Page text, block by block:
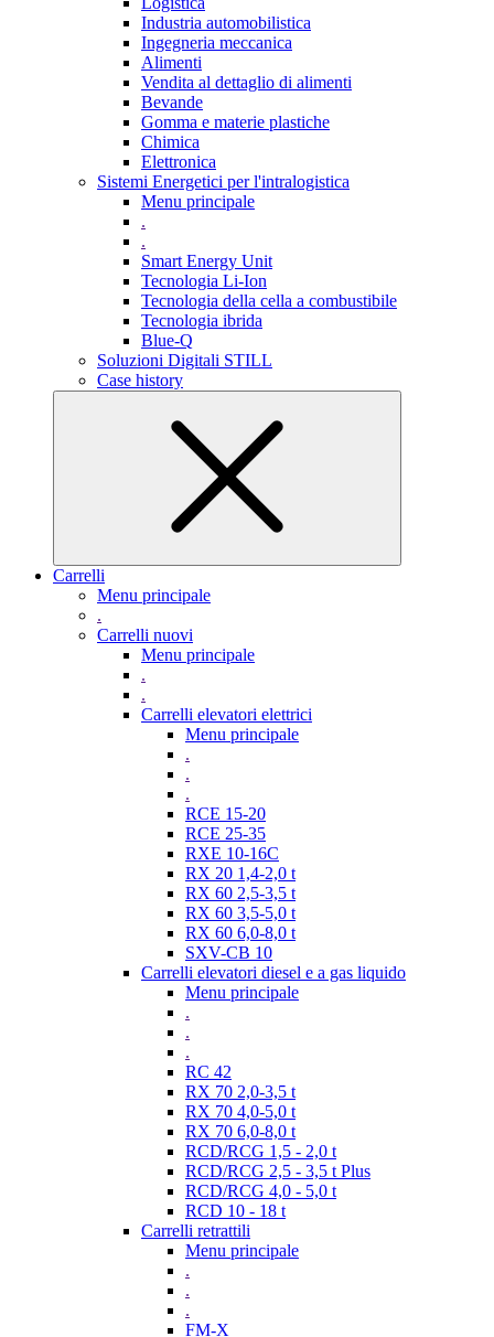
Industria automobilistica
Ingegneria meccanica
Alimenti
Vendita al dettaglio di alimenti
Bevande
Gomma e materie plastiche
Chimica
Elettronica
Sistemi Energetici per l'intralogistica
Menu principale
.
.
Smart Energy Unit
Tecnologia Li-Ion
Tecnologia della cella a combustibile
Tecnologia ibrida
Blue-Q
Soluzioni Digitali STILL
Case history
Carrelli
Menu principale
.
Carrelli nuovi
Menu principale
.
.
Carrelli elevatori elettrici
Menu principale
.
.
.
RCE 15-20
RCE 25-35
RXE 10-16C
RX 20 1,4-2,0 t
RX 60 2,5-3,5 t
RX 60 3,5-5,0 t
RX 60 6,0-8,0 t
SXV-CB 10
Carrelli elevatori diesel e a gas liquido
Menu principale
.
.
.
RC 42
RX 70 2,0-3,5 t
RX 70 4,0-5,0 t
RX 70 6,0-8,0 t
RCD/RCG 1,5 - 2,0 t
RCD/RCG 2,5 - 3,5 t Plus
RCD/RCG 4,0 - 5,0 t
RCD 10 - 18 t
Carrelli retrattili
Menu principale
.
.
.
FM-X